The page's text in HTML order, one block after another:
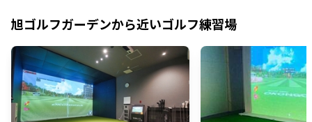
旭ゴルフガーデンから近いゴルフ練習場